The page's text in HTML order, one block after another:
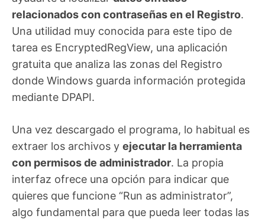
relacionados con contraseñas en el Registro.
Una utilidad muy conocida para este tipo de
tarea es EncryptedRegView, una aplicación
gratuita que analiza las zonas del Registro
donde Windows guarda información protegida
mediante DPAPI.
Una vez descargado el programa, lo habitual es
extraer los archivos y ejecutar la herramienta
con permisos de administrador. La propia
interfaz ofrece una opción para indicar que
quieres que funcione “Run as administrator”,
algo fundamental para que pueda leer todas las